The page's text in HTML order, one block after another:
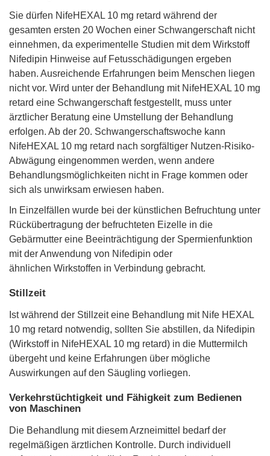
Sie dürfen NifeHEXAL 10 mg retard während der
gesamten ersten 20 Wochen einer Schwangerschaft nicht
einnehmen, da experimentelle Studien mit dem Wirkstoff
Nifedipin Hinweise auf Fetusschädigungen ergeben
haben. Ausreichende Erfahrungen beim Menschen liegen
nicht vor. Wird unter der Behandlung mit NifeHEXAL 10 mg
retard eine Schwangerschaft festgestellt, muss unter
ärztlicher Beratung eine Umstellung der Behandlung
erfolgen. Ab der 20. Schwangerschaftswoche kann
NifeHEXAL 10 mg retard nach sorgfältiger Nutzen-Risiko-
Abwägung eingenommen werden, wenn andere
Behandlungsmöglichkeiten nicht in Frage kommen oder
sich als unwirksam erwiesen haben.
In Einzelfällen wurde bei der künstlichen Befruchtung unter
Rückübertragung der befruchteten Eizelle in die
Gebärmutter eine Beeinträchtigung der Spermienfunktion
mit der Anwendung von Nifedipin oder
ähnlichen Wirkstoffen in Verbindung gebracht.
Stillzeit
Ist während der Stillzeit eine Behandlung mit Nife HEXAL
10 mg retard notwendig, sollten Sie abstillen, da Nifedipin
(Wirkstoff in NifeHEXAL 10 mg retard) in die Muttermilch
übergeht und keine Erfahrungen über mögliche
Auswirkungen auf den Säugling vorliegen.
Verkehrstüchtigkeit und Fähigkeit zum Bedienen
von Maschinen
Die Behandlung mit diesem Arzneimittel bedarf der
regelmäßigen ärztlichen Kontrolle. Durch individuell